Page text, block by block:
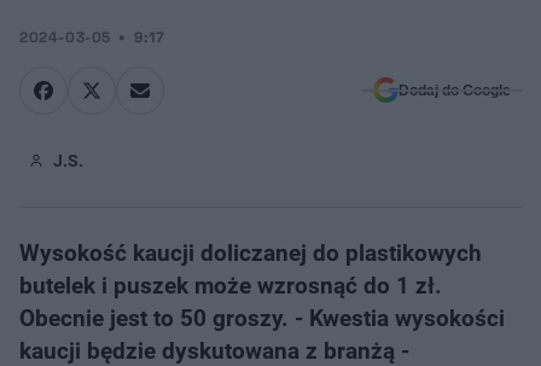
2024-03-05 9:17
Dodaj do Google
J.S.
Wysokość kaucji doliczanej do plastikowych
butelek i puszek może wzrosnąć do 1 zł.
Obecnie jest to 50 groszy. - Kwestia wysokości
kaucji będzie dyskutowana z branżą -